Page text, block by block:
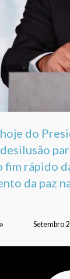
hoje do
fim rápido
da paz
Setembro